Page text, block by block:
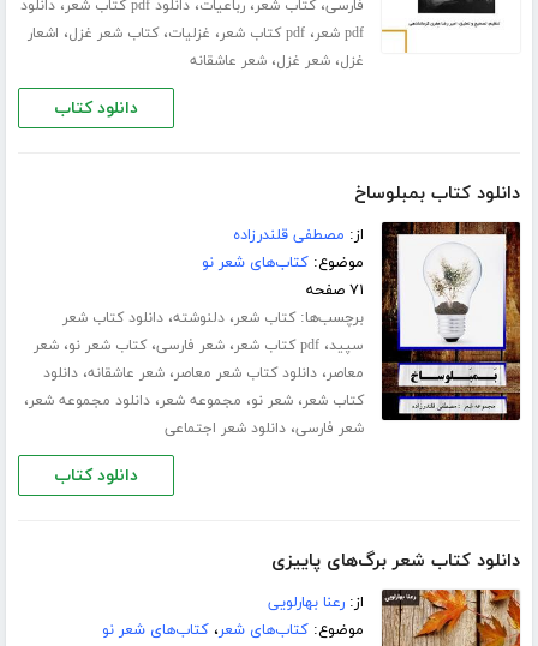
فارسی،کتاب شعر،رباعیات،دانلود pdf کتاب شعر ،دانلود
pdf شعر
،pdf کتاب شعر ، غزلیات،کتاب شعر غزل، اشعار
غزل،شعر غزل،شعر عاشقانه
دانلود کتاب
دانلود کتاب بمبلوساخ
از: مصطفی قلندرزاده
موضوع:کتاب‌های شعر نو
۷۱ صفحه
برچسب‌ها:کتاب شعر،دلنوشته،دانلود کتاب شعر
سپید،pdf کتاب شعر ،شعر فارسی،کتاب شعر نو،شعر
معاصر،دانلود کتاب شعر معاصر،شعر عاشقانه،دانلود
کتاب شعر،شعر نو، مجموعه شعر،دانلود مجموعه شعر،
شعر فارسی،دانلود شعر اجتماعی
دانلود کتاب
دانلود کتاب شعر برگ‌های پاییزی
از:رعنا بهارلویی
موضوع:کتاب‌های شعر،کتاب‌های شعر نو